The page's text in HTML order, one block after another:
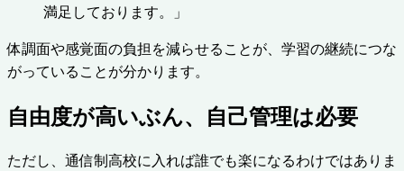
満足しております。」
体調面や感覚面の負担を減らせることが、学習の継続につな
がっていることが分かります。
自由度が高いぶん、自己管理は必要
ただし、通信制高校に入れば誰でも楽になるわけではありま